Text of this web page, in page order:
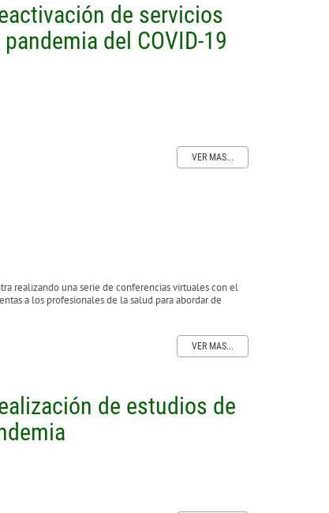
de servicios
del COVID-19
VER MAS...
realizando una serie de conferencias virtuales con el
a los profesionales de la salud para abordar de
VER MAS...
de estudios de